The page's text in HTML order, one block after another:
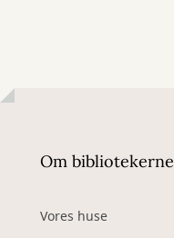
Om bibliotekerne
Vores huse